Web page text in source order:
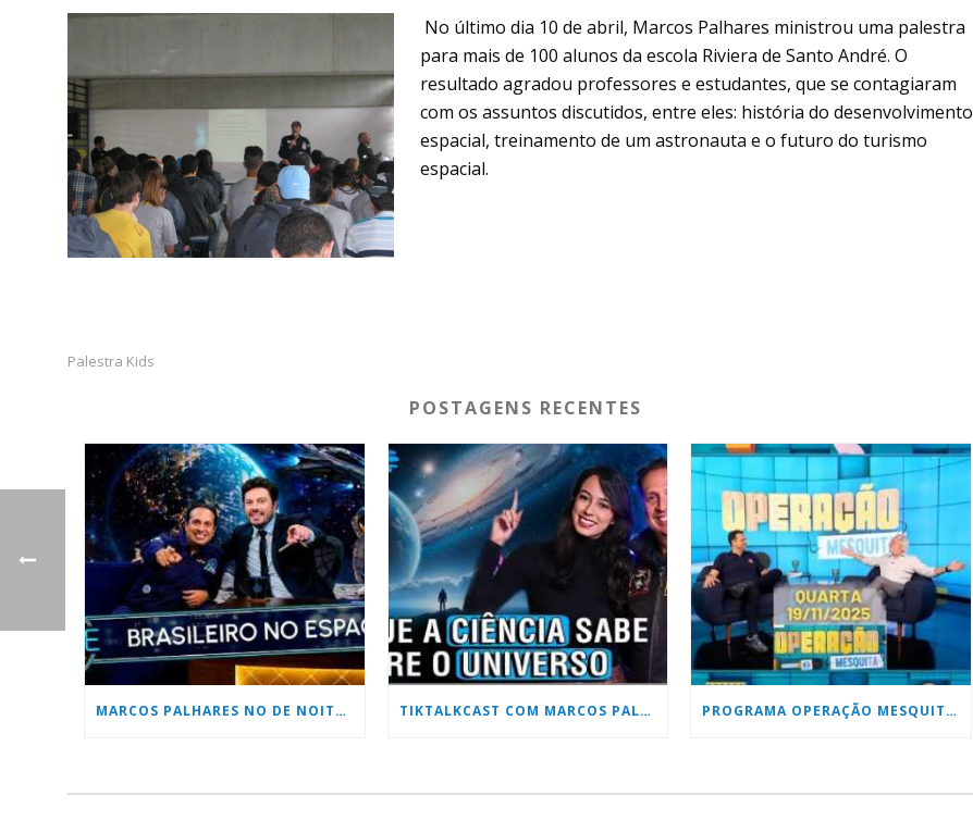
No último dia 10 de abril, Marcos Palhares ministrou uma palestra
para mais de 100 alunos da escola Riviera de Santo André. O
resultado agradou professores e estudantes, que se contagiaram
com os assuntos discutidos, entre eles: história do desenvolvimento
espacial, treinamento de um astronauta e o futuro do turismo
espacial.
Palestra Kids
POSTAGENS RECENTES
MARCOS PALHARES NO DE NOITE COM DANILO GENTILLI DO SBT TIKTALKCAST COM MARCOS PALHARES E DANIELE HONORATO PROGRAMA OPERAÇÃO MESQUITA DO SBT COM MARCOS PALHARES